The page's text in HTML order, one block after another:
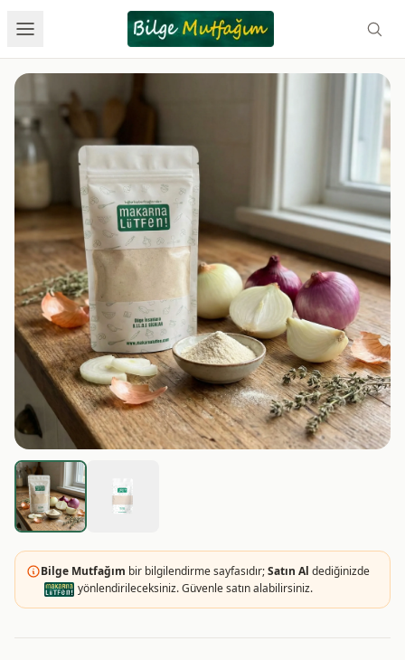
Bilge Mutfağım bir bilgilendirme sayfasıdır;Satın Al dediğinizde
yönlendirileceksiniz. Güvenle satın alabilirsiniz.